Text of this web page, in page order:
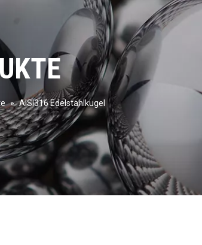
» AISI316 Edelstahlkugel